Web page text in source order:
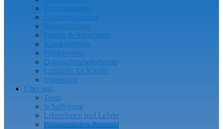
Ganztagskonzept
Busanbindung
Fragen & Antworten
Krankmeldung
Förderverein
Datenschutzbeauftragte
Lernlinks für Kinder
Impressum
Über uns
Team
Schulleitung
Lehrerinnen und Lehrer
Pädagogisches Personal